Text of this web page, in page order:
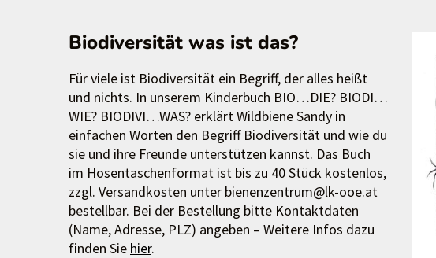
Biodiversität was ist das?
Für viele ist Biodiversität ein Begriff, der alles heißt
und nichts. In unserem Kinderbuch BIO…DIE? BIODI…
WIE? BIODIVI…WAS? erklärt Wildbiene Sandy in
einfachen Worten den Begriff Biodiversität und wie du
sie und ihre Freunde unterstützen kannst. Das Buch
im Hosentaschenformat ist bis zu 40 Stück kostenlos,
zzgl. Versandkosten unter bienenzentrum@lk-ooe.at
bestellbar. Bei der Bestellung bitte Kontaktdaten
(Name, Adresse, PLZ) angeben – Weitere Infos dazu
finden Sie hier.